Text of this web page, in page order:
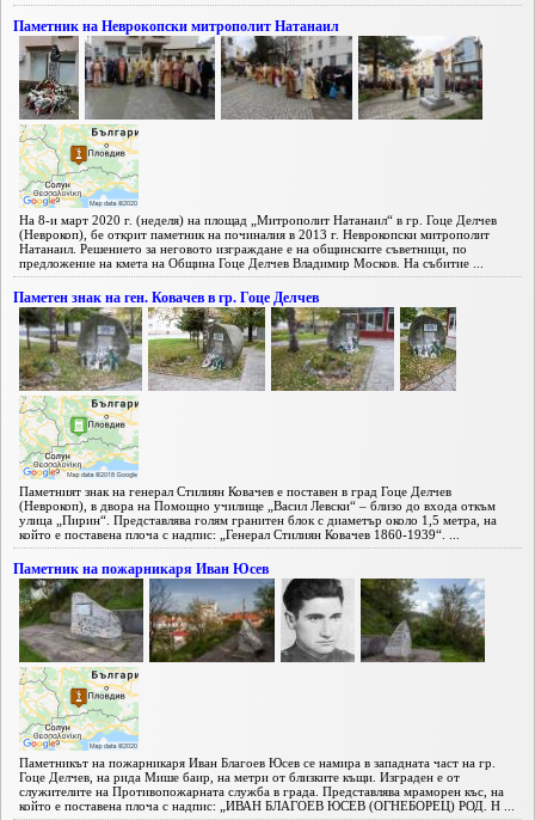
Паметник на Неврокопски митрополит Натанаил
На 8-и март 2020 г. (неделя) на площад „Митрополит Натанаил“ в гр. Гоце Делчев
(Неврокоп), бе открит паметник на починалия в 2013 г. Неврокопски митрополит
Натанаил. Решението за неговото изграждане е на общинските съветници, по
предложение на кмета на Община Гоце Делчев Владимир Москов. На събитие ...
Паметен знак на ген. Ковачев в гр. Гоце Делчев
Паметният знак на генерал Стилиян Ковачев е поставен в град Гоце Делчев
(Неврокоп), в двора на Помощно училище „Васил Левски“ – близо до входа откъм
улица „Пирин“. Представлява голям гранитен блок с диаметър около 1,5 метра, на
който е поставена плоча с надпис: „Генерал Стилиян Ковачев 1860-1939“. ...
Паметник на пожарникаря Иван Юсев
Паметникът на пожарникаря Иван Благоев Юсев се намира в западната част на гр.
Гоце Делчев, на рида Мише баир, на метри от близките къщи. Изграден е от
служителите на Противопожарната служба в града. Представлява мраморен къс, на
който е поставена плоча с надпис: „ИВАН БЛАГОЕВ ЮСЕВ (ОГНЕБОРЕЦ) РОД. Н ...